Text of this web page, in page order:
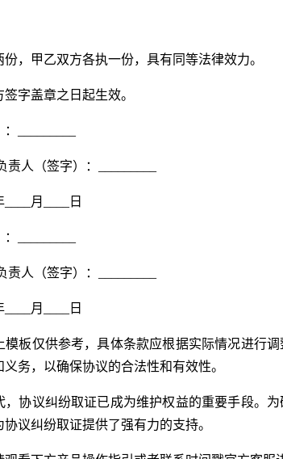
，甲乙双方各执一份，具有同等法律效力。
字盖章之日起生效。
_________
人（签字）：_________
月____日
_________
人（签字）：_________
月____日
模板仅供参考，具体条款应根据实际情况进行
务，以确保协议的合法性和有效性。
，协议纠纷取证已成为维护权益的重要手段。
议纠纷取证提供了强有力的支持。